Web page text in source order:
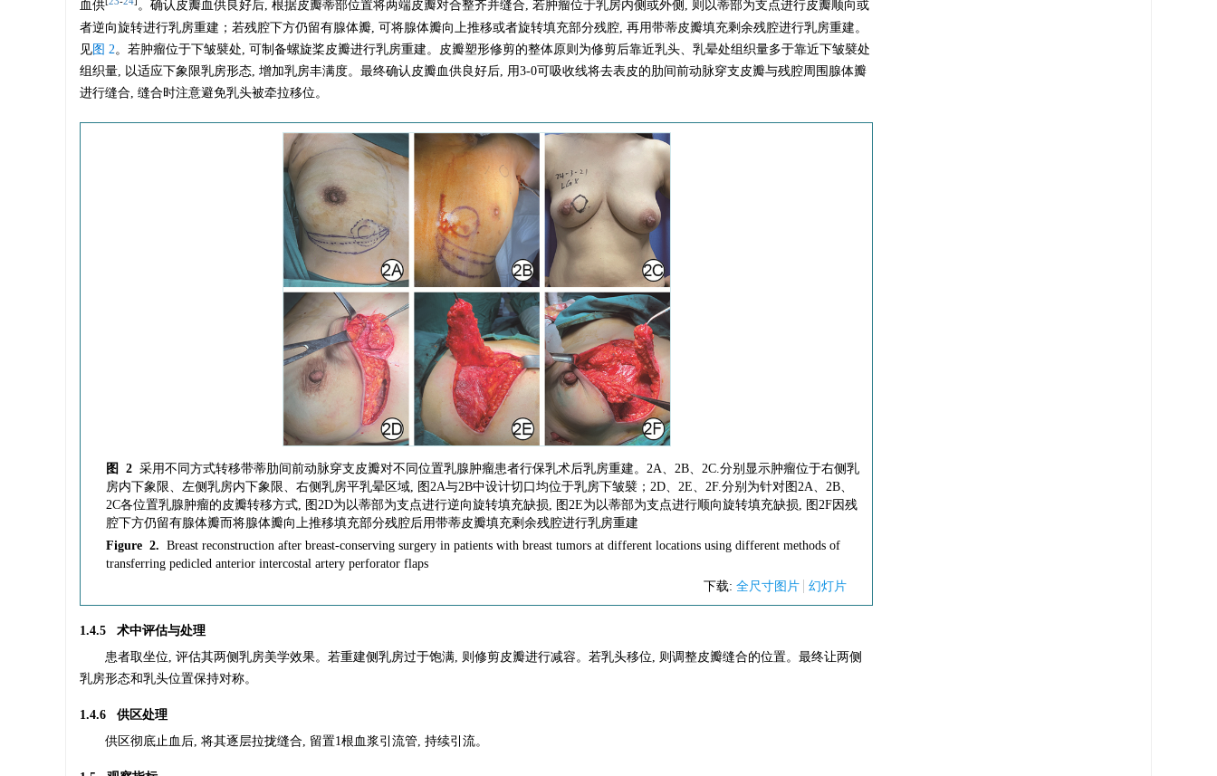
血供
。确认皮瓣血供良好后, 根据皮瓣蒂部位置将两端皮瓣对合整齐并缝合, 若肿瘤位于乳房内侧或外侧, 则以蒂部为支点进行皮瓣顺向或
者逆向旋转进行乳房重建；若残腔下方仍留有腺体瓣, 可将腺体瓣向上推移或者旋转填充部分残腔, 再用带蒂皮瓣填充剩余残腔进行乳房重建。
见图 2。若肿瘤位于下皱襞处, 可制备螺旋桨皮瓣进行乳房重建。皮瓣塑形修剪的整体原则为修剪后靠近乳头、乳晕处组织量多于靠近下皱襞处
组织量, 以适应下象限乳房形态, 增加乳房丰满度。最终确认皮瓣血供良好后, 用3-0可吸收线将去表皮的肋间前动脉穿支皮瓣与残腔周围腺体瓣
进行缝合, 缝合时注意避免乳头被牵拉移位。
图 2 采用不同方式转移带蒂肋间前动脉穿支皮瓣对不同位置乳腺肿瘤患者行保乳术后乳房重建。2A、2B、2C.分别显示肿瘤位于右侧乳
房内下象限、左侧乳房内下象限、右侧乳房平乳晕区域, 图2A与2B中设计切口均位于乳房下皱襞；2D、2E、2F.分别为针对图2A、2B、
2C各位置乳腺肿瘤的皮瓣转移方式, 图2D为以蒂部为支点进行逆向旋转填充缺损, 图2E为以蒂部为支点进行顺向旋转填充缺损, 图2F因残
腔下方仍留有腺体瓣而将腺体瓣向上推移填充部分残腔后用带蒂皮瓣填充剩余残腔进行乳房重建
Figure 2. Breast reconstruction after breast-conserving surgery in patients with breast tumors at different locations using different methods of
transferring pedicled anterior intercostal artery perforator flaps
下载: 全尺寸图片 幻灯片
1.4.5 术中评估与处理
患者取坐位, 评估其两侧乳房美学效果。若重建侧乳房过于饱满, 则修剪皮瓣进行减容。若乳头移位, 则调整皮瓣缝合的位置。最终让两侧
乳房形态和乳头位置保持对称。
1.4.6 供区处理
供区彻底止血后, 将其逐层拉拢缝合, 留置1根血浆引流管, 持续引流。